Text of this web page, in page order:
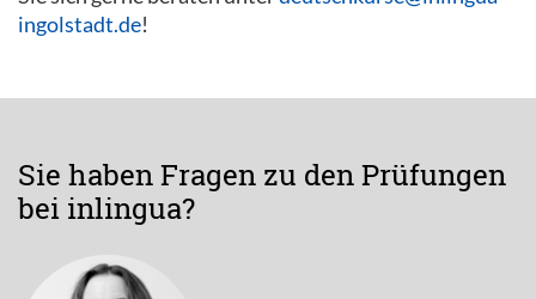
ingolstadt.de!
Sie haben Fragen zu den Prüfungen
bei inlingua?